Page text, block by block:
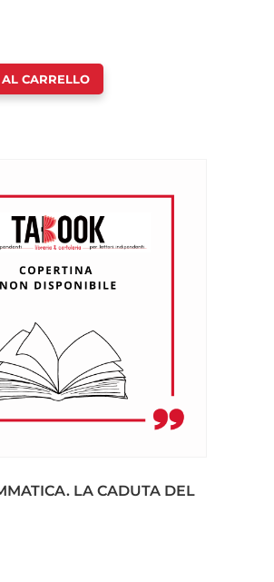
CARRELLO
LA CADUTA DEL